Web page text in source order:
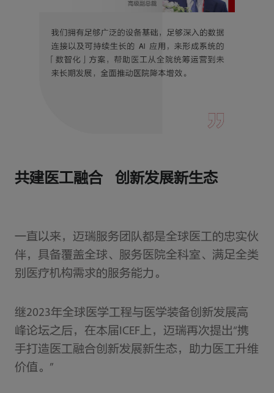
共建医工融合 创新发展新生态
一直以来，迈瑞服务团队都是全球医工的忠实伙
伴，具备覆盖全球、服务医院全科室、满足全类
别医疗机构需求的服务能力。
继2023年全球医学工程与医学装备创新发展高
峰论坛之后，在本届ICEF上，迈瑞再次提出“携
手打造医工融合创新发展新生态，助力医工升维
价值。”